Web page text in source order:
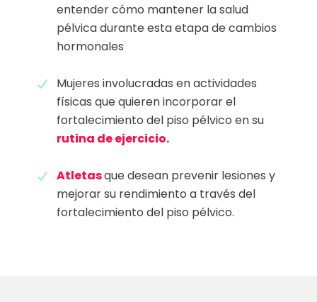
entender cómo mantener la salud
pélvica durante esta etapa de cambios
hormonales
Mujeres involucradas en actividades
físicas que quieren incorporar el
fortalecimiento del piso pélvico en su
rutina de ejercicio.
Atletasque desean prevenir lesiones y
mejorar su rendimiento a través del
fortalecimiento del piso pélvico.